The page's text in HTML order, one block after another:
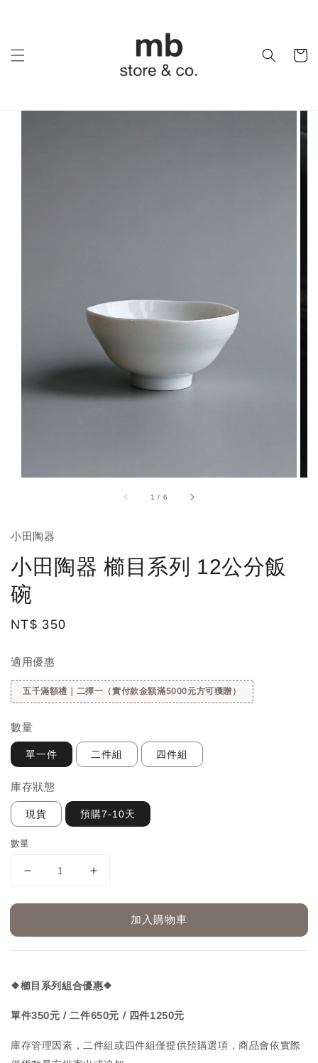
1 / 6
小田陶器
小田陶器 櫛目系列 12公分飯
碗
Regular
NT$ 350
適用優惠
五千滿額禮｜二擇一（實付款金額滿5000元方可獲贈）
數量
單一件 二件組 四件組
庫存狀態
現貨 預購7-10天
數量
加入購物車
❖櫛目系列組合優惠❖
單件350元 / 二件650元 / 四件1250元
庫存管理因素，二件組或四件組僅提供預購選項，商品會依實際